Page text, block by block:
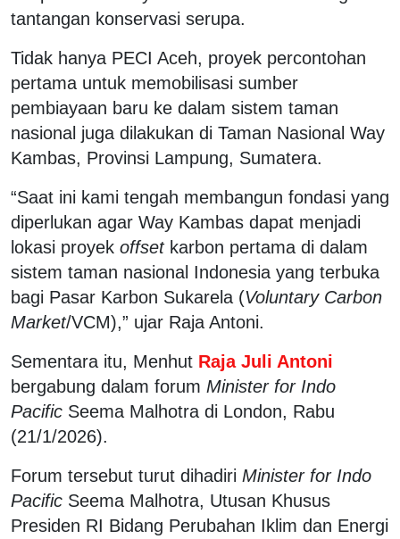
tantangan konservasi serupa.
Tidak hanya PECI Aceh, proyek percontohan
pertama untuk memobilisasi sumber
pembiayaan baru ke dalam sistem taman
nasional juga dilakukan di Taman Nasional Way
Kambas, Provinsi Lampung, Sumatera.
“Saat ini kami tengah membangun fondasi yang
diperlukan agar Way Kambas dapat menjadi
lokasi proyek offsetkarbon pertama di dalam
sistem taman nasional Indonesia yang terbuka
bagi Pasar Karbon Sukarela (Voluntary Carbon
Market/VCM),” ujar Raja Antoni.
Sementara itu, Menhut Raja Juli Antoni
bergabung dalam forum Minister for Indo
Pacific Seema Malhotra di London, Rabu
(21/1/2026).
Forum tersebut turut dihadiri Minister for Indo
Pacific Seema Malhotra, Utusan Khusus
Presiden RI Bidang Perubahan Iklim dan Energi